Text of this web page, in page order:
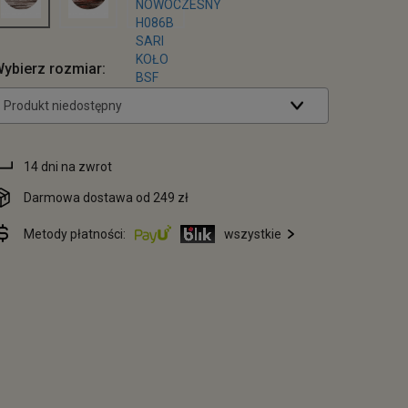
rozmiar:
Produkt niedostępny
14 dni na zwrot
Darmowa dostawa od 249 zł
Metody płatności: wszystkie